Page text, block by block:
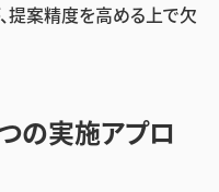
提案精度を高める上で欠
の実施アプロ